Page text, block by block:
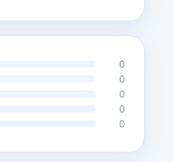
0
0
0
0
0